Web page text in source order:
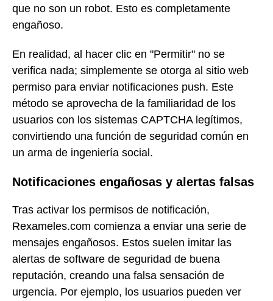
que no son un robot. Esto es completamente
engañoso.
En realidad, al hacer clic en "Permitir" no se
verifica nada; simplemente se otorga al sitio web
permiso para enviar notificaciones push. Este
método se aprovecha de la familiaridad de los
usuarios con los sistemas CAPTCHA legítimos,
convirtiendo una función de seguridad común en
un arma de ingeniería social.
Notificaciones engañosas y alertas falsas
Tras activar los permisos de notificación,
Rexameles.com comienza a enviar una serie de
mensajes engañosos. Estos suelen imitar las
alertas de software de seguridad de buena
reputación, creando una falsa sensación de
urgencia. Por ejemplo, los usuarios pueden ver